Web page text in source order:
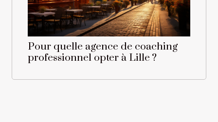
Pour quelle agence de coaching
professionnel opter à Lille ?